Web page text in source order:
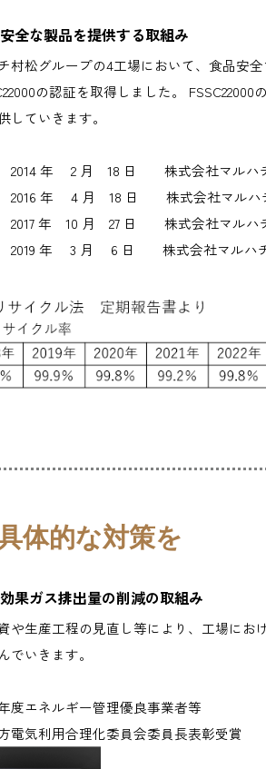
全な製品を提供する取組み
村松グループの4工場において、食品安
の認証を取得しました。
していきます。
2014 年 2 月 18 日 株式会社マルハ
2016 年 4 月 18 日 株式会社マルハ
2017 年 10 月 27 日 株式会社マルハ
2019 年 3 月 6 日 株式会社マルハ
体的な対策を
果ガス排出量の削減の取組み
や生産工程の見直し等により、工場にお
でいきます。
度エネルギー管理優良事業者等
電気利用合理化委員会委員長表彰受賞